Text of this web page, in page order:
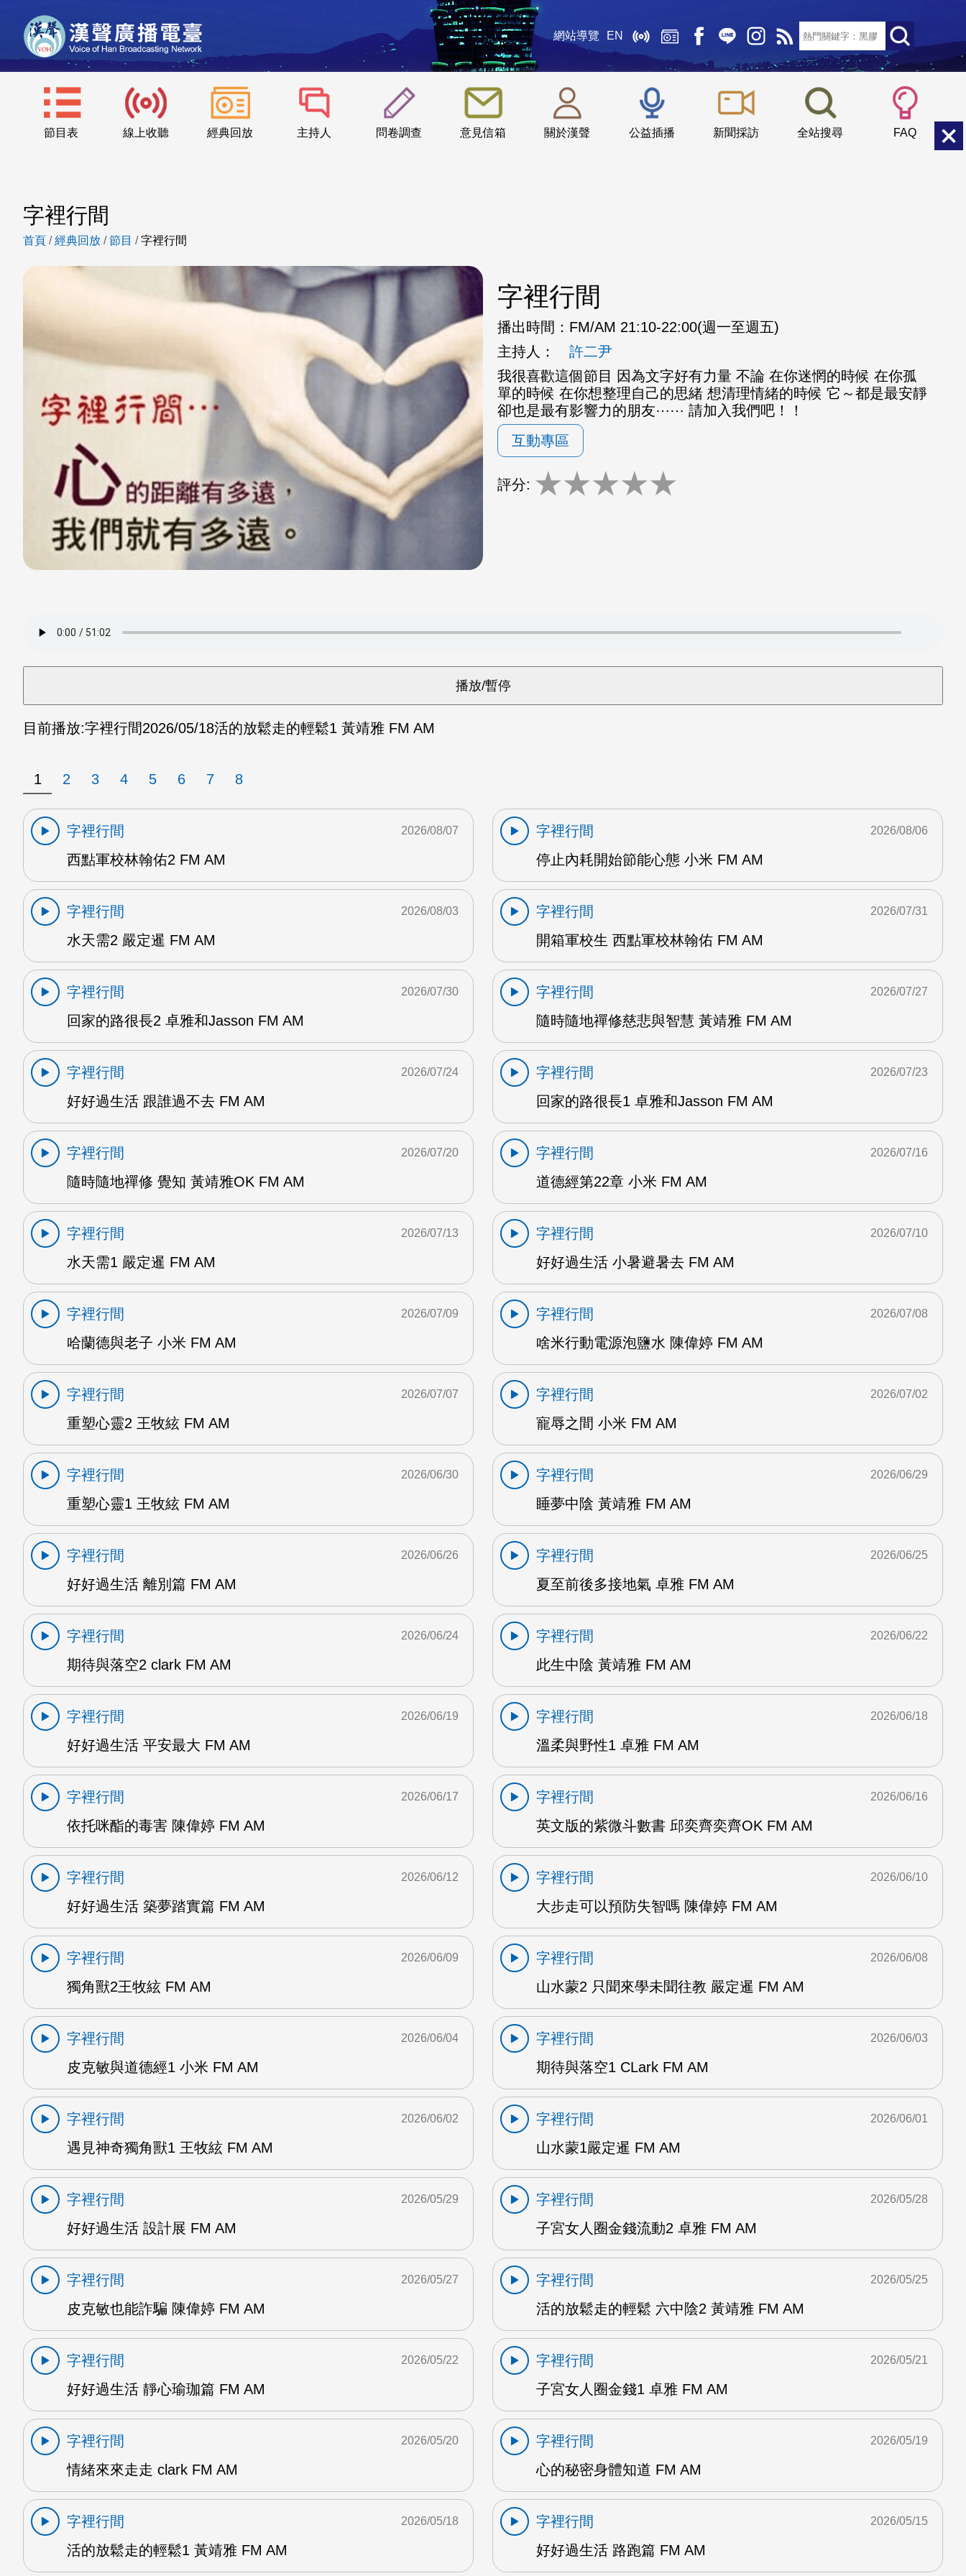
網站導覽 EN
節目表 線上收聽 經典回放 主持人 問卷調查 意見信箱 關於漢聲 公益插播 新聞採訪 全站搜尋 FAQ
::: 小 中
字裡行間
首頁 /經典回放 /節目 /字裡行間
字裡行間
播出時間： FM/AM 21:10-22:00(週一至週五)
主持人：
許二尹
我很喜歡這個節目 因為文字好有力量 不論 在你迷惘的時候 在你孤
單的時候 在你想整理自己的思緒 想清理情緒的時候 它～都是最安靜
卻也是最有影響力的朋友⋯⋯ 請加入我們吧！！
互動專區
評分: ★★★★★
目前播放:字裡行間2026/05/18活的放鬆走的輕鬆1 黃靖雅 FM AM
1 2 3 4 5 6 7 8
字裡行間
西點軍校林翰佑2 FM AM
2026/08/07
字裡行間
停止內耗開始節能心態 小米 FM AM
2026/08/06
字裡行間
水天需2 嚴定暹 FM AM
2026/08/03
字裡行間
開箱軍校生 西點軍校林翰佑 FM AM
2026/07/31
字裡行間
回家的路很長2 卓雅和Jasson FM AM
2026/07/30
字裡行間
隨時隨地禪修慈悲與智慧 黃靖雅 FM AM
2026/07/27
字裡行間
好好過生活 跟誰過不去 FM AM
2026/07/24
字裡行間
回家的路很長1 卓雅和Jasson FM AM
2026/07/23
字裡行間
隨時隨地禪修 覺知 黃靖雅OK FM AM
2026/07/20
字裡行間
道德經第22章 小米 FM AM
2026/07/16
字裡行間
水天需1 嚴定暹 FM AM
2026/07/13
字裡行間
好好過生活 小暑避暑去 FM AM
2026/07/10
字裡行間
哈蘭德與老子 小米 FM AM
2026/07/09
字裡行間
啥米行動電源泡鹽水 陳偉婷 FM AM
2026/07/08
字裡行間
重塑心靈2 王牧絃 FM AM
2026/07/07
字裡行間
寵辱之間 小米 FM AM
2026/07/02
字裡行間
重塑心靈1 王牧絃 FM AM
2026/06/30
字裡行間
睡夢中陰 黃靖雅 FM AM
2026/06/29
字裡行間
好好過生活 離別篇 FM AM
2026/06/26
字裡行間
夏至前後多接地氣 卓雅 FM AM
2026/06/25
字裡行間
期待與落空2 clark FM AM
2026/06/24
字裡行間
此生中陰 黃靖雅 FM AM
2026/06/22
字裡行間
好好過生活 平安最大 FM AM
2026/06/19
字裡行間
溫柔與野性1 卓雅 FM AM
2026/06/18
字裡行間
依托咪酯的毒害 陳偉婷 FM AM
2026/06/17
字裡行間
英文版的紫微斗數書 邱奕齊奕齊OK FM AM
2026/06/16
字裡行間
好好過生活 築夢踏實篇 FM AM
2026/06/12
字裡行間
大步走可以預防失智嗎 陳偉婷 FM AM
2026/06/10
字裡行間
獨角獸2王牧絃 FM AM
2026/06/09
字裡行間
山水蒙2 只聞來學未聞往教 嚴定暹 FM AM
2026/06/08
字裡行間
皮克敏與道德經1 小米 FM AM
2026/06/04
字裡行間
期待與落空1 CLark FM AM
2026/06/03
字裡行間
遇見神奇獨角獸1 王牧絃 FM AM
2026/06/02
字裡行間
山水蒙1嚴定暹 FM AM
2026/06/01
字裡行間
好好過生活 設計展 FM AM
2026/05/29
字裡行間
子宮女人圈金錢流動2 卓雅 FM AM
2026/05/28
字裡行間
皮克敏也能詐騙 陳偉婷 FM AM
2026/05/27
字裡行間
活的放鬆走的輕鬆 六中陰2 黃靖雅 FM AM
2026/05/25
字裡行間
好好過生活 靜心瑜珈篇 FM AM
2026/05/22
字裡行間
子宮女人圈金錢1 卓雅 FM AM
2026/05/21
字裡行間
情緒來來走走 clark FM AM
2026/05/20
字裡行間
心的秘密身體知道 FM AM
2026/05/19
字裡行間
活的放鬆走的輕鬆1 黃靖雅 FM AM
2026/05/18
字裡行間
好好過生活 路跑篇 FM AM
2026/05/15